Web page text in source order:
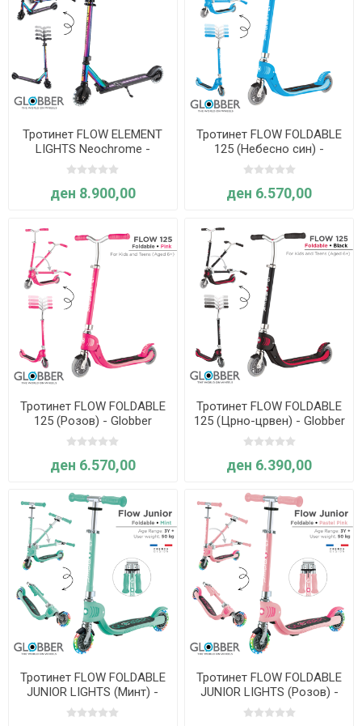
Тротинет FLOW ELEMENT
LIGHTS Neochrome -
Globber
ден 8.900,00
Тротинет FLOW FOLDABLE
125 (Небесно син) -
Globber
ден 6.570,00
Тротинет FLOW FOLDABLE
125 (Розов) - Globber
ден 6.570,00
Тротинет FLOW FOLDABLE
125 (Црно-црвен) - Globber
ден 6.390,00
Тротинет FLOW FOLDABLE
JUNIOR LIGHTS (Минт) -
Globber
Тротинет FLOW FOLDABLE
JUNIOR LIGHTS (Розов) -
Globber